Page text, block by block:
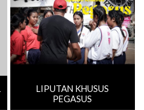
LIPUTAN KHUSUS
PEGASUS